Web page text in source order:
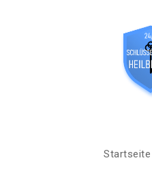
Startseite